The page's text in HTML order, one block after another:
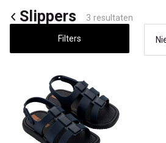
Slippers
FiaLia
Kinderkleding
Slippers 3 resultaten
Filters